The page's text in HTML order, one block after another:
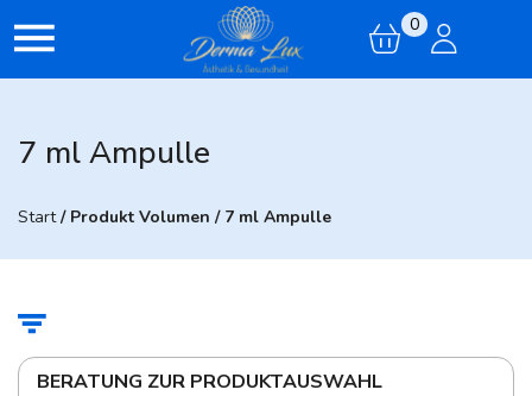
0
7 ml Ampulle
Start/ Produkt Volumen / 7 ml Ampulle
BERATUNG ZUR PRODUKTAUSWAHL